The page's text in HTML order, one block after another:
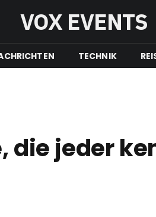
VOX EVENTS
TECHNIK
die jeder